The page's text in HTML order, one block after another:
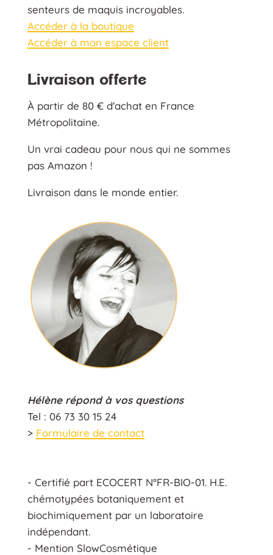
senteurs de maquis incroyables.
Accéder à la boutique
Accéder à mon espace client
Livraison offerte
À partir de 80 € d'achat en France
Métropolitaine.
Un vrai cadeau pour nous qui ne sommes
pas Amazon !
Livraison dans le monde entier.
Hélène répond à vos questions
Tel : 06 73 30 15 24
> Formulaire de contact
- Certifié part ECOCERT N°FR-BIO-01. H.E.
chémotypées botaniquement et
biochimiquement par un laboratoire
indépendant.
- Mention SlowCosmétique